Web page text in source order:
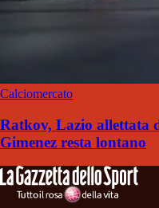
Calciomercato
Ratkov, Lazio allettata
Gimenez resta lontano